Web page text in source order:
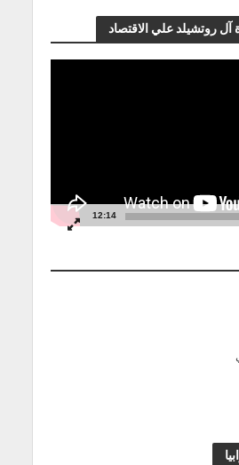
آل روتشيلد علي الاقتصاد
12:14